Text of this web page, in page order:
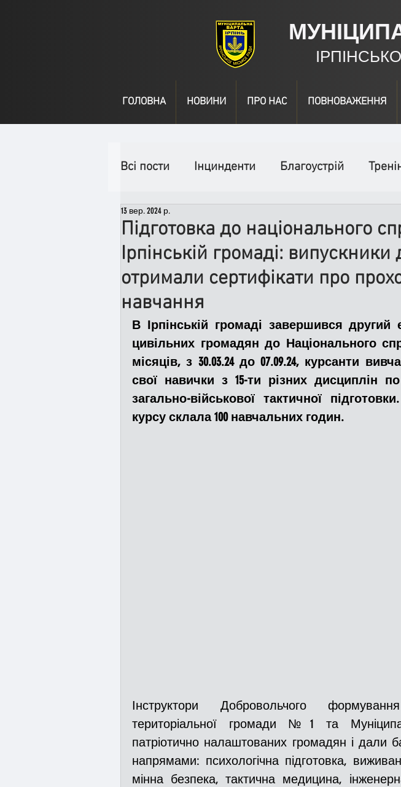
ГОЛОВНА НОВИНИ ПРО НАС ПОВНОВАЖЕННЯ
Всі пости Інцинденти Благоустрій
День народження
Спільні заходи Надзвичайні заходи
Адмінпротокол Свята Поліція
Війна Розмінування Добровільна
Підготовка до національного
Ірпінській громаді: випускники
отримали сертифікати про
навчання
13 вер. 2024 р.
В Ірпінській громаді завершився другий
цивільних громадян до Національного
місяців, з 30.03.24 до 07.09.24, курсанти
свої навички з 15-ти різних дисциплін
загально-військової тактичної
курсу склала 100 навчальних годин.
Інструктори Добровольчого
територіальної громади №1 та
патріотично налаштованих громадян і дали
напрямами: психологічна підготовка,
мінна безпека, тактична медицина,